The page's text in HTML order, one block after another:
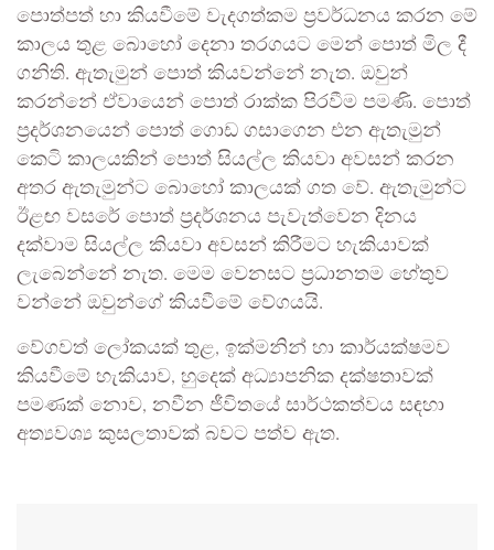
පොත්පත් හා කියවීමේ වැදගත්කම ප්‍රවර්ධනය කරන මේ
කාලය තුළ බොහෝ දෙනා තරගයට මෙන් පොත් මිල දී
ගනිති. ඇතැමුන් පොත් කියවන්නේ නැත. ඔවුන්
කරන්නේ ඒවායෙන් පොත් රාක්ක පිරවීම පමණි. පොත්
ප්‍රදර්ශනයෙන් පොත් ගොඩ ගසාගෙන එන ඇතැමුන්
කෙටි කාලයකින් පොත් සියල්ල කියවා අවසන් කරන
අතර ඇතැමුන්ට බොහෝ කාලයක් ගත වේ. ඇතැමුන්ට
ඊළඟ වසරේ පොත් ප්‍රදර්ශනය පැවැත්වෙන දිනය
දක්වාම සියල්ල කියවා අවසන් කිරීමට හැකියාවක්
ලැබෙන්නේ නැත. මෙම වෙනසට ප්‍රධානතම හේතුව
වන්නේ ඔවුන්ගේ කියවීමේ වේගයයි.
වේගවත් ලෝකයක් තුළ, ඉක්මනින් හා කාර්යක්ෂමව
කියවීමේ හැකියාව, හුදෙක් අධ්‍යාපනික දක්ෂතාවක්
පමණක් නොව, නවීන ජීවිතයේ සාර්ථකත්වය සඳහා
අත්‍යවශ්‍ය කුසලතාවක් බවට පත්ව ඇත.